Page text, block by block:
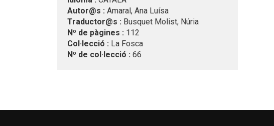
Autor@s : Amaral, Ana Luísa
Traductor@s : Busquet Molist, Núria
Nº de pàgines : 112
Col·lecció : La Fosca
Nº de col·lecció : 66